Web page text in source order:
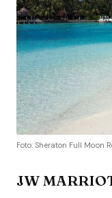
Foto: Sheraton Full Moon
JW